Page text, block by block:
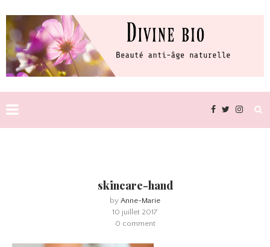
skincare-hand
by Anne-Marie
10 juillet 2017
0 comment